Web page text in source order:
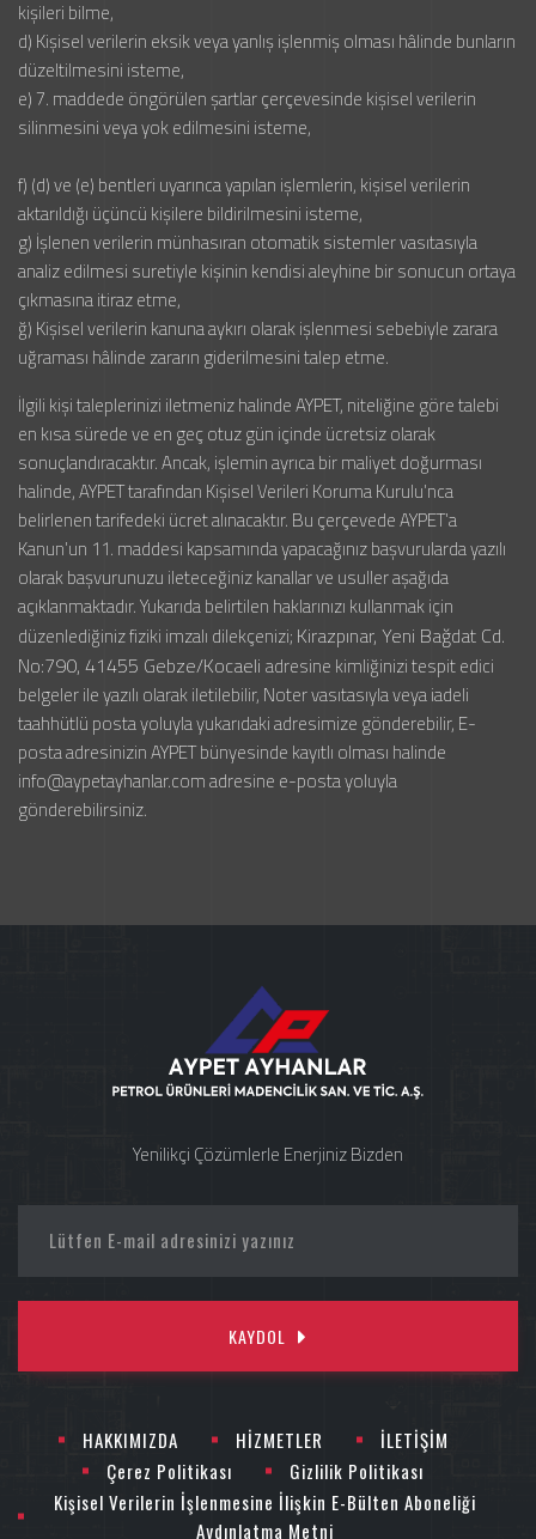
kişileri bilme,
d) Kişisel verilerin eksik veya yanlış işlenmiş olması hâlinde bunların
düzeltilmesini isteme,
e) 7. maddede öngörülen şartlar çerçevesinde kişisel verilerin
silinmesini veya yok edilmesini isteme,
f) (d) ve (e) bentleri uyarınca yapılan işlemlerin, kişisel verilerin
aktarıldığı üçüncü kişilere bildirilmesini isteme,
g) İşlenen verilerin münhasıran otomatik sistemler vasıtasıyla
analiz edilmesi suretiyle kişinin kendisi aleyhine bir sonucun ortaya
çıkmasına itiraz etme,
ğ) Kişisel verilerin kanuna aykırı olarak işlenmesi sebebiyle zarara
uğraması hâlinde zararın giderilmesini talep etme.
İlgili kişi taleplerinizi iletmeniz halinde AYPET, niteliğine göre talebi
en kısa sürede ve en geç otuz gün içinde ücretsiz olarak
sonuçlandıracaktır. Ancak, işlemin ayrıca bir maliyet doğurması
halinde, AYPET tarafından Kişisel Verileri Koruma Kurulu’nca
belirlenen tarifedeki ücret alınacaktır. Bu çerçevede AYPET’a
Kanun’un 11. maddesi kapsamında yapacağınız başvurularda yazılı
olarak başvurunuzu ileteceğiniz kanallar ve usuller aşağıda
açıklanmaktadır. Yukarıda belirtilen haklarınızı kullanmak için
düzenlediğiniz fiziki imzalı dilekçenizi; Kirazpınar, Yeni Bağdat Cd.
No:790, 41455 Gebze/Kocaeli adresine kimliğinizi tespit edici
belgeler ile yazılı olarak iletilebilir, Noter vasıtasıyla veya iadeli
taahhütlü posta yoluyla yukarıdaki adresimize gönderebilir, E-
posta adresinizin AYPET bünyesinde kayıtlı olması halinde
info@aypetayhanlar.comadresine e-posta yoluyla
gönderebilirsiniz.
Yenilikçi Çözümlerle Enerjiniz Bizden
KAYDOL
HAKKIMIZDA HİZMETLER
İLETİŞİM
Çerez Politikası
Gizlilik Politikası
Kişisel Verilerin İşlenmesine İlişkin E-Bülten Aboneliği
Aydınlatma Metni